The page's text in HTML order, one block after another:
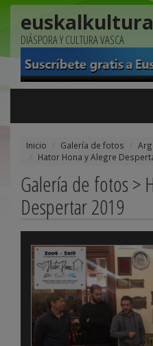
DIÁSPORA Y CULTURA VASCA
Inicio Galería de fotos
Hator Hona y Alegre
Galería de fotos >
Despertar 2019